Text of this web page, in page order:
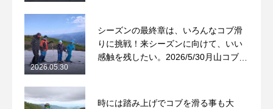
シーズンの最終章は、いろんなコブ滑
りに挑戦！来シーズンに向けて、いい
感触を残したい。2026/5/30月山コブレ
2026.05.30
時には踏み上げでコブを滑る事も大